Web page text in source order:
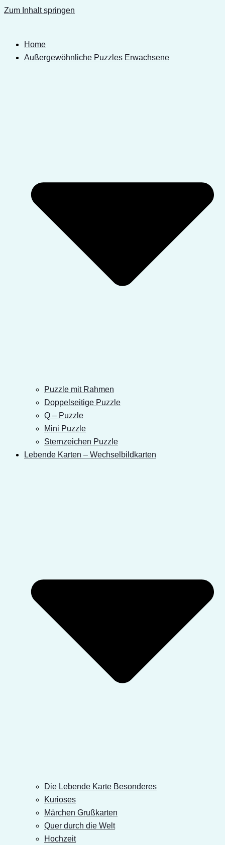
Zum Inhalt springen
Home
Außergewöhnliche Puzzles Erwachsene
Puzzle mit Rahmen
Doppelseitige Puzzle
Q – Puzzle
Mini Puzzle
Sternzeichen Puzzle
Lebende Karten – Wechselbildkarten
Die Lebende Karte Besonderes
Kurioses
Märchen Grußkarten
Quer durch die Welt
Hochzeit